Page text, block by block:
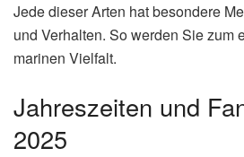
Jede dieser Arten hat besondere
und Verhalten. So werden Sie zum
marinen Vielfalt.
Jahreszeiten und
2025